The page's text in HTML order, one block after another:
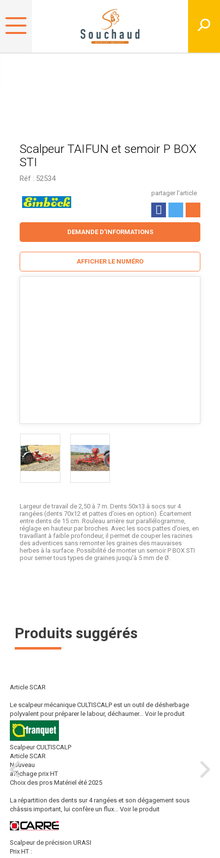
Scalpeur TAIFUN et semoir P BOX
STI
Réf : 52534
partager l'article
Largeur de travail de 2,50 à 7 m. Dents 50x13 à socs sur 4
rangées (dents 70x12 et pattes d’oies en option). Écartement
entre dents de 15 cm. Rouleau arrière sur parallélogramme,
réglage en hauteur par broches. Avec les socs pattes d’oies, en
travaillant à faible profondeur, il permet de couper les racines
des adventices sans remonter les graines des mauvaises
herbes à la surface. Possibilité de monter un semoir P BOX STI
pour semer tous types de graines jusqu'à 5 mm de Ø.
DEMANDE D'INFORMATIONS
AFFICHER LE NUMÉRO
Produits suggérés
Article SCAR
Le scalpeur mécanique CULTISCALP est un outil de désherbage
polyvalent pour préparer le labour, déchaumer...
Voir le produit
Scalpeur CULTISCALP
Article SCAR
Nouveau
affichage prix HT
Choix des pros Matériel été 2025
La répartition des dents sur 4 rangées et son dégagement sous
châssis important, lui confère un flux...
Voir le produit
Scalpeur de précision URASI
Prix HT :